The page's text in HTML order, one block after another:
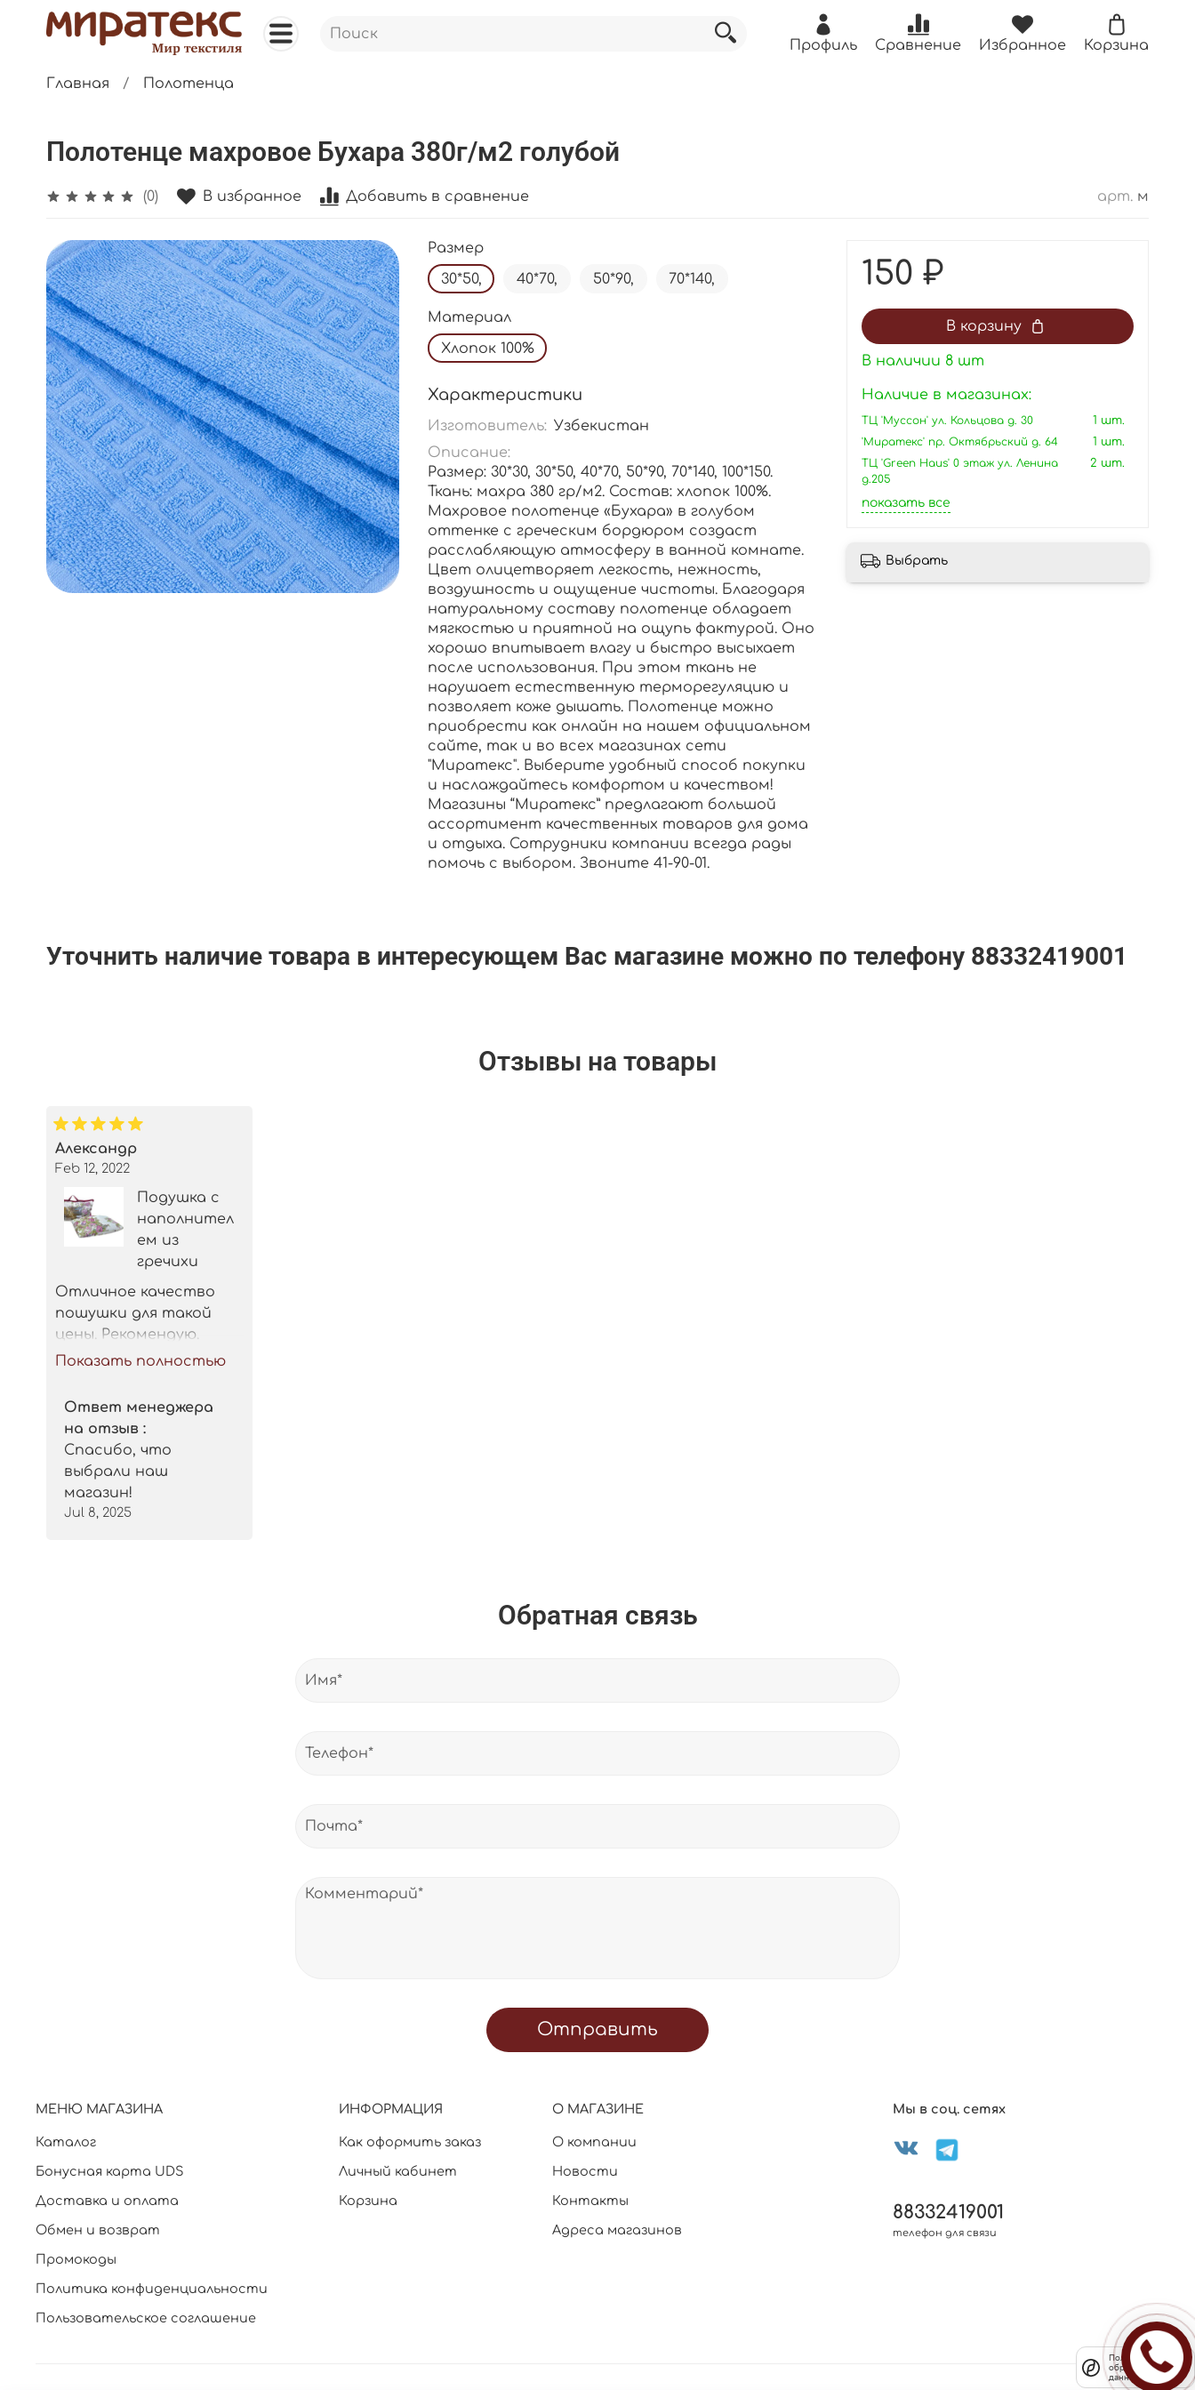
Профиль Сравнение Избранное Корзина
Главная Полотенца
Полотенце махровое Бухара 380г/м2 голубой
(0) В избранное Добавить в сравнение арт. м
Размер
30*50,
40*70, 50*90, 70*140,
Материал
Хлопок 100%
Характеристики
Изготовитель: Узбекистан
Описание:
Размер: 30*30, 30*50, 40*70, 50*90, 70*140, 100*150.
Ткань: махра 380 гр/м2. Состав: хлопок 100%.
Махровое полотенце «Бухара» в голубом
оттенке с греческим бордюром создаст
расслабляющую атмосферу в ванной комнате.
Цвет олицетворяет легкость, нежность,
воздушность и ощущение чистоты. Благодаря
натуральному составу полотенце обладает
мягкостью и приятной на ощупь фактурой. Оно
хорошо впитывает влагу и быстро высыхает
после использования. При этом ткань не
нарушает естественную терморегуляцию и
позволяет коже дышать. Полотенце можно
приобрести как онлайн на нашем официальном
сайте, так и во всех магазинах сети
"Миратекс". Выберите удобный способ покупки
и наслаждайтесь комфортом и качеством!
Магазины “Миратекс” предлагают большой
ассортимент качественных товаров для дома
и отдыха. Сотрудники компании всегда рады
помочь с выбором. Звоните 41-90-01.
150 ₽
В корзину
В наличии 8 шт
Наличие в магазинах:
ТЦ 'Муссон' ул. Кольцова д. 30
1 шт.
'Миратекс' пр. Октябрьский д. 64
1 шт.
ТЦ 'Green Haus' 0 этаж ул. Ленина
д.205
2 шт.
показать все
Выбрать
Уточнить наличие товара в интересующем Вас магазине можно по телефону 88332419001
Отзывы на товары
Александр
Feb 12, 2022
Подушка с
наполнител
ем из
гречихи
Отличное качество
пошушки для такой
цены. Рекомендую.
Показать полностью
Ответ менеджера
на отзыв :
Спасибо, что
выбрали наш
магазин!
Jul 8, 2025
Обратная связь
Отправить
МЕНЮ МАГАЗИНА
Каталог
Бонусная карта UDS
Доставка и оплата
Обмен и возврат
Промокоды
Политика конфиденциальности
Пользовательское соглашение
ИНФОРМАЦИЯ
Как оформить заказ
Личный кабинет
Корзина
О МАГАЗИНЕ
О компании
Новости
Контакты
Адреса магазинов
Мы в соц. сетях
88332419001
телефон для связи
Политика
обработки
данных